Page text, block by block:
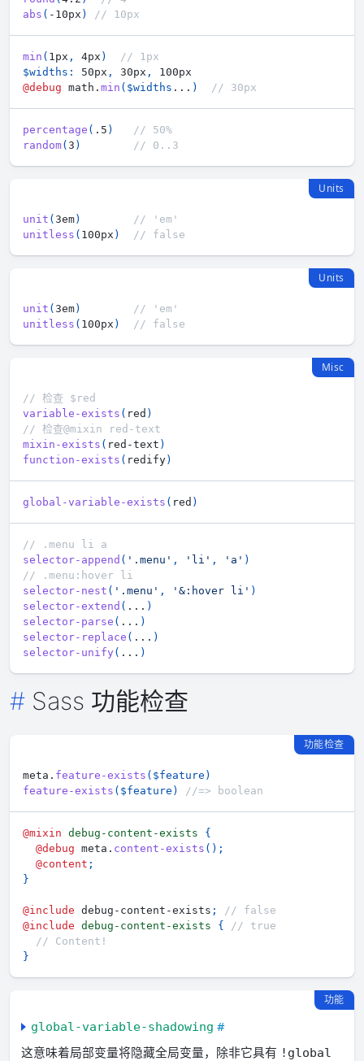
abs ( -10px ) // 10px
min ( 1px , 4px )
// 1px
$widths : 50px , 30px ,
@debug math. min ( $widths ... ) // 30px
percentage ( .5 )
// 50%
random( 3 ) // 0..3
Units
unit ( 3em)
// 'em'
unitless ( 100px ) // false
Units
unit ( 3em)
// 'em'
unitless ( 100px ) // false
Misc
// 检查 $red
variable-exists ( red )
// 检查@mixin red-text
mixin-exists ( red-text )
function-exists ( redify)
global-variable-exists ( red )
// .menu li a
selector-append ( '.menu' , 'li' , 'a' )
// .menu:hover li
selector-nest ( '.menu' , '&:hover li' )
selector-extend ( ... )
selector-parse ( ... )
selector-replace ( ... )
selector-unify ( ... )
Sass 功能检查
功能检查
meta. feature-exists ( $feature )
feature-exists ( $feature ) //=> boolean
@mixin debug-content-exists {
@debug meta. content-exists ( ) ;
@content ;
}
@include debug-content-exists ;
// false
@include debug-content-exists {
// true
// Content!
}
功能
global-variable-shadowing #
这意味着局部变量将隐藏全局变量，除非它具有 !global